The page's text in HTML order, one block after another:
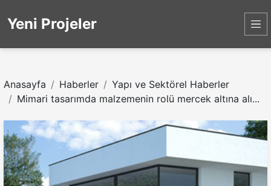
Yeni Projeler
Anasayfa Haberler
Yapı ve Sektörel Haberler
Mimari tasarımda malzemenin rolü mercek altına alı...